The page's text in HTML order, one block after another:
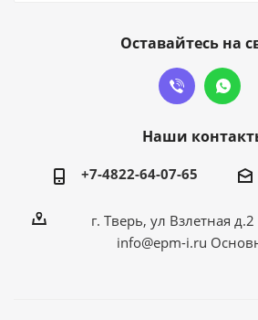
Оставайтесь на
Наши
+7-4822-64-07-65
г. Тверь, ул Взлетная
info@epm-i.ru